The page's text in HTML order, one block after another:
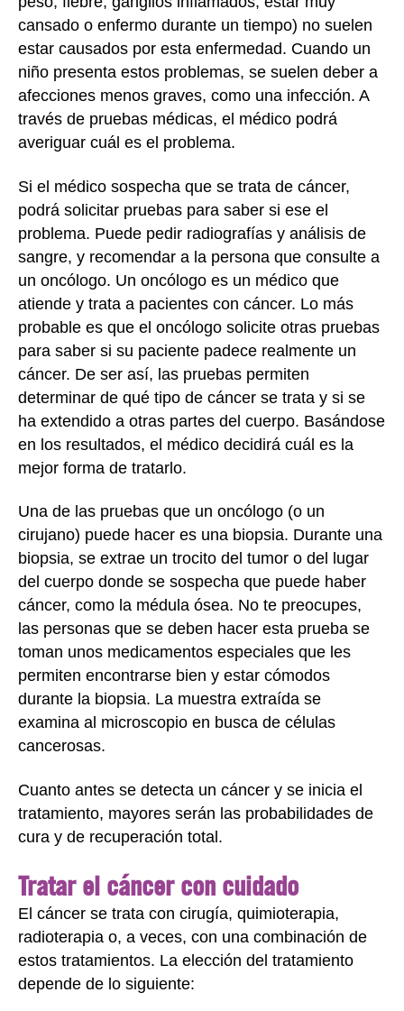
cansado o enfermo durante un tiempo) no suelen
estar causados por esta enfermedad. Cuando un
niño presenta estos problemas, se suelen deber a
afecciones menos graves, como una infección. A
través de pruebas médicas, el médico podrá
averiguar cuál es el problema.
Si el médico sospecha que se trata de cáncer,
podrá solicitar pruebas para saber si ese el
problema. Puede pedir radiografías y análisis de
sangre, y recomendar a la persona que consulte a
un oncólogo. Un oncólogo es un médico que
atiende y trata a pacientes con cáncer. Lo más
probable es que el oncólogo solicite otras pruebas
para saber si su paciente padece realmente un
cáncer. De ser así, las pruebas permiten
determinar de qué tipo de cáncer se trata y si se
ha extendido a otras partes del cuerpo. Basándose
en los resultados, el médico decidirá cuál es la
mejor forma de tratarlo.
Una de las pruebas que un oncólogo (o un
cirujano) puede hacer es una biopsia. Durante una
biopsia, se extrae un trocito del tumor o del lugar
del cuerpo donde se sospecha que puede haber
cáncer, como la médula ósea. No te preocupes,
las personas que se deben hacer esta prueba se
toman unos medicamentos especiales que les
permiten encontrarse bien y estar cómodos
durante la biopsia. La muestra extraída se
examina al microscopio en busca de células
cancerosas.
Cuanto antes se detecta un cáncer y se inicia el
tratamiento, mayores serán las probabilidades de
cura y de recuperación total.
Tratar el cáncer con cuidado
El cáncer se trata con cirugía, quimioterapia,
radioterapia o, a veces, con una combinación de
estos tratamientos. La elección del tratamiento
depende de lo siguiente: